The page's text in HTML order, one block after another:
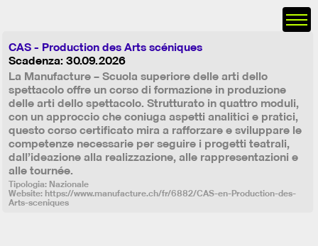
CAS - Production des Arts scéniques
Scadenza: 30.09.2026
La Manufacture – Scuola superiore delle arti dello
spettacolo offre un corso di formazione in produzione
delle arti dello spettacolo. Strutturato in quattro moduli,
con un approccio che coniuga aspetti analitici e pratici,
questo corso certificato mira a rafforzare e sviluppare le
competenze necessarie per seguire i progetti teatrali,
dall’ideazione alla realizzazione, alle rappresentazioni e
alle tournée.
Tipologia: Nazionale
Website: https://www.manufacture.ch/fr/6882/CAS-en-Production-des-
Arts-sceniques